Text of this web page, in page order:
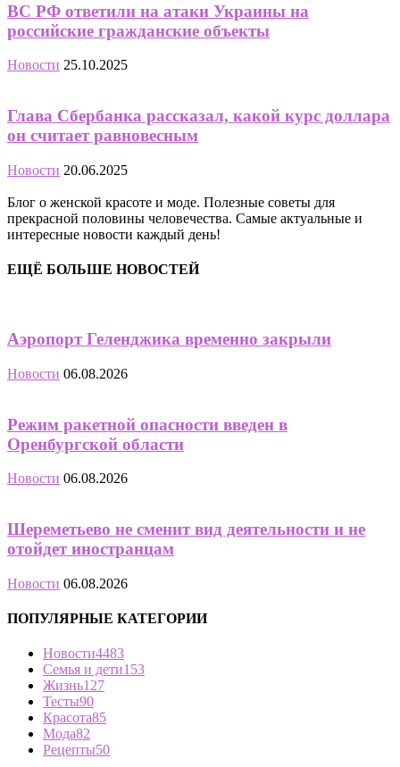
ВС РФ ответили на атаки Украины на
российские гражданские объекты
Новости 25.10.2025
Глава Сбербанка рассказал, какой курс доллара
он считает равновесным
Новости 20.06.2025
Блог о женской красоте и моде. Полезные советы для
прекрасной половины человечества. Самые актуальные и
интересные новости каждый день!
ЕЩЁ БОЛЬШЕ НОВОСТЕЙ
Аэропорт Геленджика временно закрыли
Новости 06.08.2026
Режим ракетной опасности введен в
Оренбургской области
Новости 06.08.2026
Шереметьево не сменит вид деятельности и не
отойдет иностранцам
Новости 06.08.2026
ПОПУЛЯРНЫЕ КАТЕГОРИИ
Новости4483
Семья и дети153
Жизнь127
Тесты90
Красота85
Мода82
Рецепты50